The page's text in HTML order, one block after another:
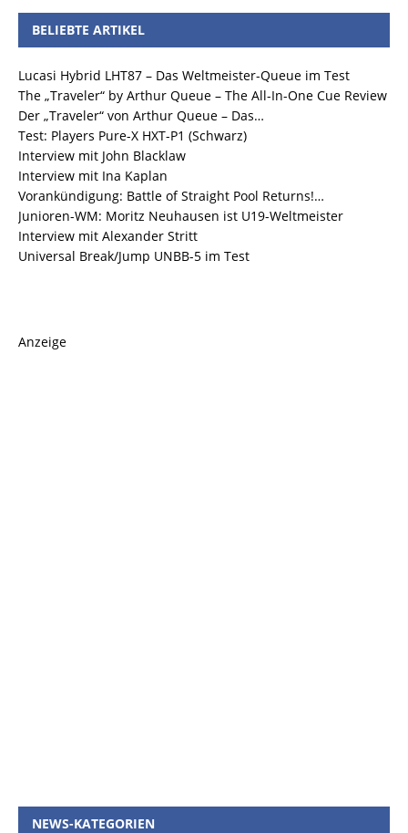
BELIEBTE ARTIKEL
Lucasi Hybrid LHT87 – Das Weltmeister-Queue im Test
The „Traveler“ by Arthur Queue – The All-In-One Cue Review
Der „Traveler“ von Arthur Queue – Das…
Test: Players Pure-X HXT-P1 (Schwarz)
Interview mit John Blacklaw
Interview mit Ina Kaplan
Vorankündigung: Battle of Straight Pool Returns!…
Junioren-WM: Moritz Neuhausen ist U19-Weltmeister
Interview mit Alexander Stritt
Universal Break/Jump UNBB-5 im Test
Anzeige
NEWS-KATEGORIEN